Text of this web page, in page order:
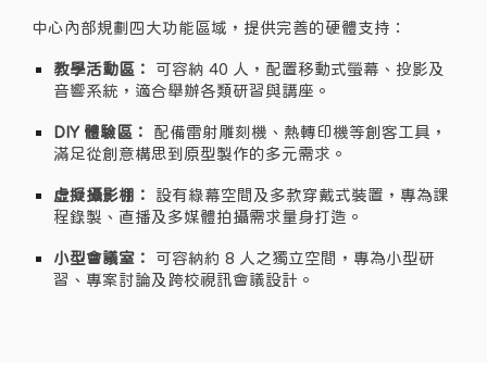
中心內部規劃四大功能區域，提供完善的硬體支持：
教學活動區：
可容納 40 人，配置移動式螢幕、投影及
音響系統，適合舉辦各類研習與講座。
DIY 體驗區：
配備雷射雕刻機、熱轉印機等創客工具，
滿足從創意構思到原型製作的多元需求。
虛擬攝影棚：
設有綠幕空間及多款穿戴式裝置，專為課
程錄製、直播及多媒體拍攝需求量身打造。
小型會議室 ：
可容納約 8 人之獨立空間，專為小型研
習、專案討論及跨校視訊會議設計。